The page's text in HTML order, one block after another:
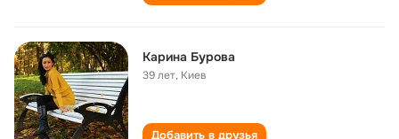
Карина Бурова
39 лет, Киев
Добавить в друзья